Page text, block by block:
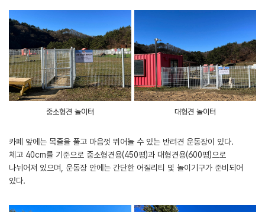
중소형견 놀이터 대형견 놀이터
카페 앞에는 목줄을 풀고 마음껏 뛰어놀 수 있는 반려견 운동장이 있다.
체고 40cm를 기준으로 중소형견용(450평)과 대형견용(600평)으로
나뉘어져 있으며, 운동장 안에는 간단한 어질리티 및 놀이기구가 준비되어
있다.